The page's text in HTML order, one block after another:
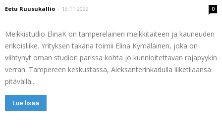
Eetu Ruusukallio - 13.11.2022 0
Meikkistudio ElinaK on tamperelainen meikkitaiteen ja kauneuden
erikoisliike. Yrityksen takana toimii Elina Kymäläinen, joka on
viihtynyt oman studion parissa kohta jo kunnioitettavan rajapyykin
verran. Tampereen keskustassa, Aleksanterinkadulla liiketilaansa
pitävällä...
Lue lisää